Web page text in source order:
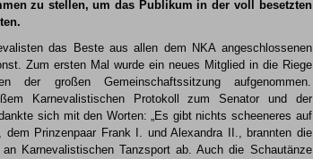
zu stellen, um das Publikum in der voll besetzten
das Beste aus allen dem NKA angeschlossenen
Zum ersten Mal wurde ein neues Mitglied in die Riege
großen Gemeinschaftssitzung aufgenommen.
Karnevalistischen Protokoll zum Senator und der
sich mit den Worten: „Es gibt nichts scheeneres auf
Prinzenpaar Frank I. und Alexandra II., brannten die
Karnevalistischen Tanzsport ab. Auch die Schautänze